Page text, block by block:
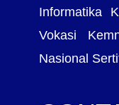
Informatika
Vokasi
Nasional